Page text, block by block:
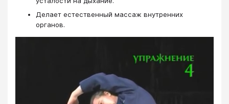
Делает естественный массаж внутренних
органов.